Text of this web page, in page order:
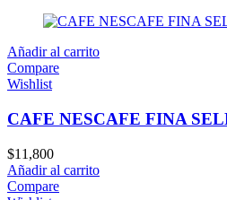
Añadir al carrito
Compare
Wishlist
CAFE NESCAFE FINA
$11,800
Añadir al carrito
Compare